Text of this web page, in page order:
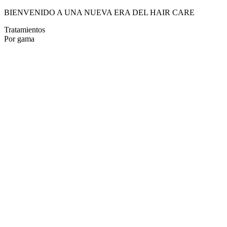
BIENVENIDO A UNA NUEVA ERA DEL HAIR CARE
Tratamientos
Por gama